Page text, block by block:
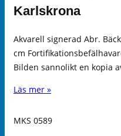
Karlskrona
Akvarell signerad Abr.
cm
Bilden sannolikt en kopia
Läs mer »
MKS 0589